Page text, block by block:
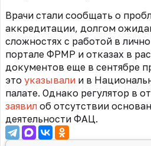
Врачи стали сообщать о
аккредитации, долгом
сложностях с работой в
портале ФРМР и отказах в
документов еще в сентябре
это указывали и в
палате. Однако регулятор в
заявил об отсутствии
деятельности ФАЦ.